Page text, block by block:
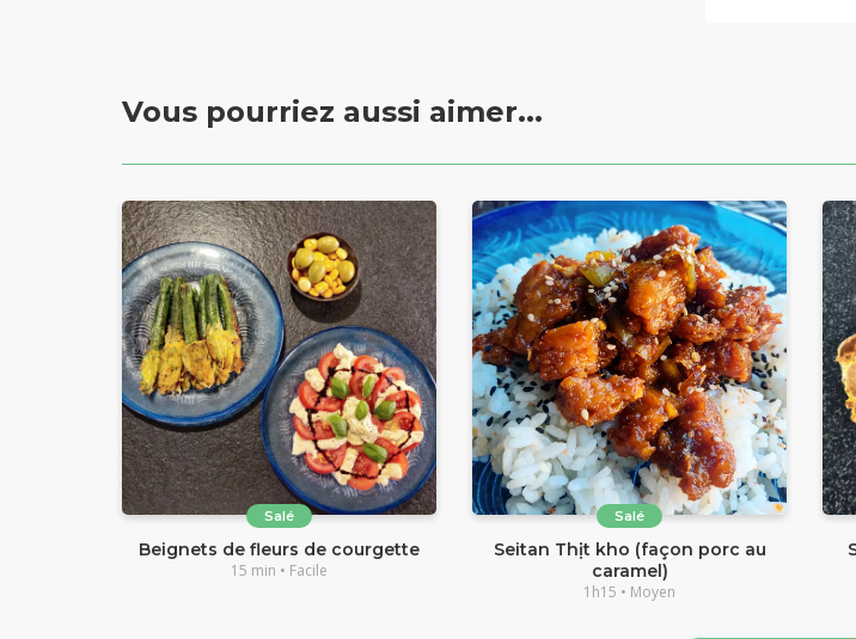
Vous pourriez aussi aimer...
Salé
Beignets de fleurs de courgette
15 min • Facile
Salé
Seitan Thịt kho (façon porc au
caramel)
1h15 • Moyen